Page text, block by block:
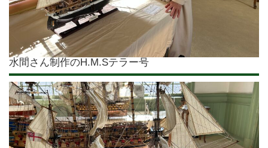
水間さん制作のH.M.Sテラー号